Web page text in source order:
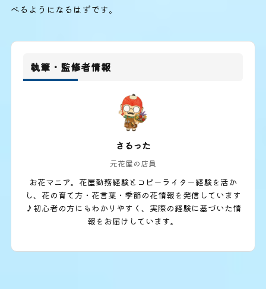
べるようになるはずです。
執筆・監修者情報
さるった
元花屋の店員
お花マニア。花屋勤務経験とコピーライター経験を活か
し、花の育て方・花言葉・季節の花情報を発信しています
♪初心者の方にもわかりやすく、実際の経験に基づいた情
報をお届けしています。